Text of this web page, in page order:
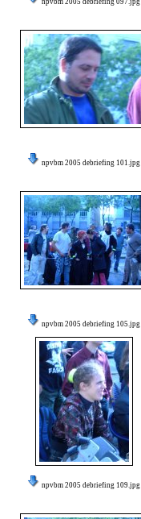
npvbm 2005 debriefing 097.jpg
npvbm 2005 debriefing 101.jpg
npvbm 2005 debriefing 105.jpg
npvbm 2005 debriefing 109.jpg